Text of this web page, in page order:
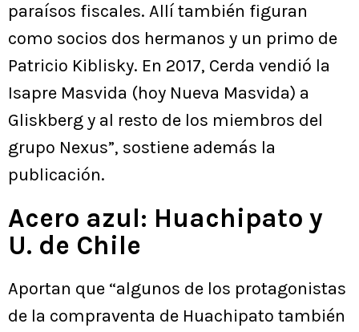
paraísos fiscales. Allí también figuran
como socios dos hermanos y un primo de
Patricio Kiblisky. En 2017, Cerda vendió la
Isapre Masvida (hoy Nueva Masvida) a
Gliskberg y al resto de los miembros del
grupo Nexus”, sostiene además la
publicación.
Acero azul: Huachipato y
U. de Chile
Aportan que “algunos de los protagonistas
de la compraventa de Huachipato también